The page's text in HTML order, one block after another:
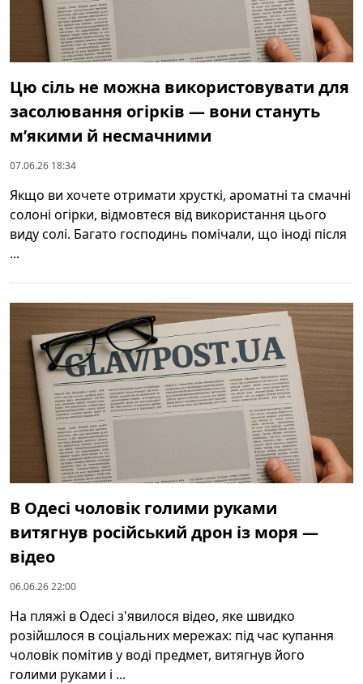
Цю сіль не можна використовувати для
засолювання огірків — вони стануть
м’якими й несмачними
07.06.26 18:34
Якщо ви хочете отримати хрусткі, ароматні та смачні
солоні огірки, відмовтеся від використання цього
виду солі. Багато господинь помічали, що іноді після
...
В Одесі чоловік голими руками
витягнув російський дрон із моря —
відео
06.06.26 22:00
На пляжі в Одесі з'явилося відео, яке швидко
розійшлося в соціальних мережах: під час купання
чоловік помітив у воді предмет, витягнув його
голими руками і ...